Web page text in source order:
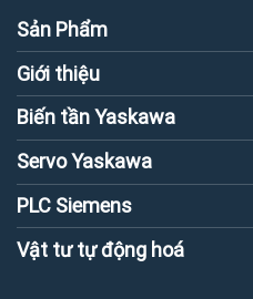
Sản Phẩm
Giới thiệu
Biến tần Yaskawa
Servo Yaskawa
PLC Siemens
Vật tư tự động hoá